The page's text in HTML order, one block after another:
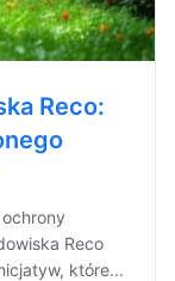
Reco:
Reco
które...